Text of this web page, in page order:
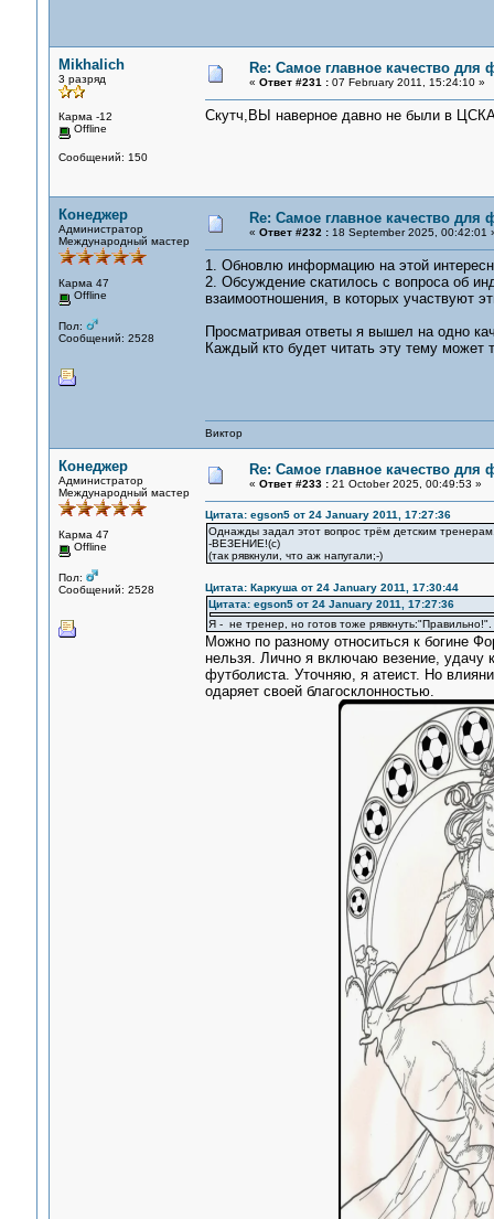
Mikhalich
3 разряд
Карма -12
Offline
Сообщений: 150
Re: Самое главное качество для
« Ответ #231 :07 February 2011, 15:24:10 »
Скутч,ВЫ наверное давно не были в
Конеджер
Администратор
Международный мастер
Карма 47
Offline
Пол:
Сообщений: 2528
Re: Самое главное качество для
« Ответ #232 :18 September 2025, 00:42:01
1. Обновлю информацию на этой
2. Обсуждение скатилось с вопроса об
взаимоотношения, в которых участвуют
Просматривая ответы я вышел на одно
Каждый кто будет читать эту тему может
Виктор
Конеджер
Администратор
Международный мастер
Карма 47
Offline
Пол:
Сообщений: 2528
Re: Самое главное качество для
« Ответ #233 :21 October 2025, 00:49:53 »
Цитата: egson5 от 24 January 2011, 17:27:36
Однажды задал этот вопрос трём детским
-ВЕЗЕНИЕ!(с)
(так рявкнули, что аж напугали;-)
Цитата: Каркуша от 24 January 2011, 17:30:44
Цитата: egson5 от 24 January 2011, 17:27:36
Я - не тренер, но готов тоже рявкнуть:"Правильно!".
Можно по разному относиться к богине
нельзя. Лично я включаю везение, удачу
футболиста. Уточняю, я атеист. Но
одаряет своей благосклонностью.